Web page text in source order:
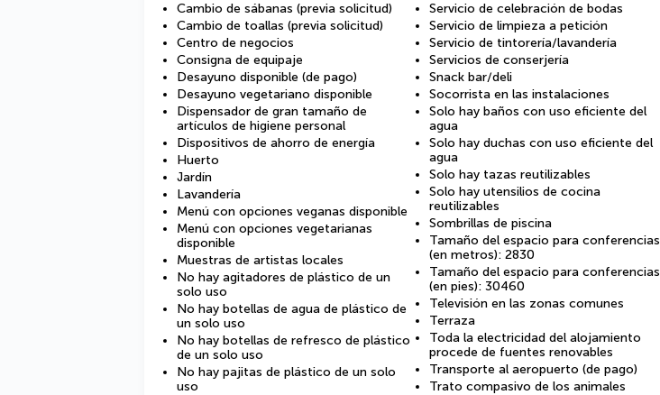
Cambio de sábanas (previa solicitud)
Cambio de toallas (previa solicitud)
Centro de negocios
Consigna de equipaje
Desayuno disponible (de pago)
Desayuno vegetariano disponible
Dispensador de gran tamaño de
artículos de higiene personal
Dispositivos de ahorro de energía
Huerto
Jardín
Lavandería
Menú con opciones veganas disponible
Menú con opciones vegetarianas
disponible
Muestras de artistas locales
No hay agitadores de plástico de un
solo uso
No hay botellas de agua de plástico de
un solo uso
No hay botellas de refresco de plástico
de un solo uso
No hay pajitas de plástico de un solo
uso
Servicio de celebración de bodas
Servicio de limpieza a petición
Servicio de tintorería/lavandería
Servicios de conserjería
Snack bar/deli
Socorrista en las instalaciones
Solo hay baños con uso eficiente del
agua
Solo hay duchas con uso eficiente del
agua
Solo hay tazas reutilizables
Solo hay utensilios de cocina
reutilizables
Sombrillas de piscina
Tamaño del espacio para conferencias
(en metros): 2830
Tamaño del espacio para conferencias
(en pies): 30460
Televisión en las zonas comunes
Terraza
Toda la electricidad del alojamiento
procede de fuentes renovables
Transporte al aeropuerto (de pago)
Trato compasivo de los animales